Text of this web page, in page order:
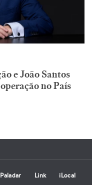
e João Santos
no País
Paladar Link iLocal